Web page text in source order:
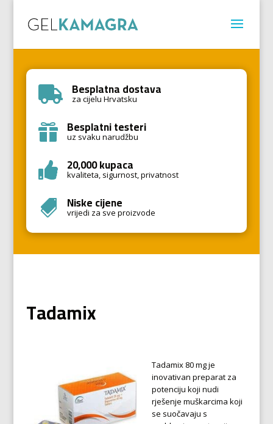
 Besplatna dostava
za cijelu Hrvatsku
 Besplatni testeri
uz svaku narudžbu
 20,000 kupaca
kvaliteta, sigurnost, privatnost
 Niske cijene
vrijedi za sve proizvode
Tadamix
Tadamix 80 mg je
inovativan preparat za
potenciju koji nudi
rješenje muškarcima koji
se suočavaju s